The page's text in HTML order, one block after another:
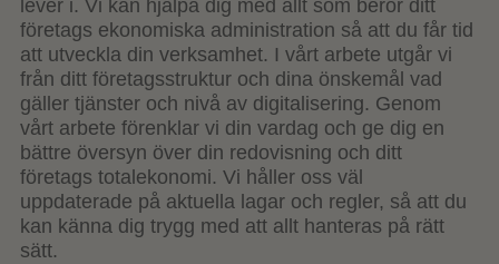
lever i. Vi kan hjälpa dig med allt som berör ditt
företags ekonomiska administration så att du får tid
att utveckla din verksamhet. I vårt arbete utgår vi
från ditt företagsstruktur och dina önskemål vad
gäller tjänster och nivå av digitalisering. Genom
vårt arbete förenklar vi din vardag och ge dig en
bättre översyn över din redovisning och ditt
företags totalekonomi. Vi håller oss väl
uppdaterade på aktuella lagar och regler, så att du
kan känna dig trygg med att allt hanteras på rätt
sätt.